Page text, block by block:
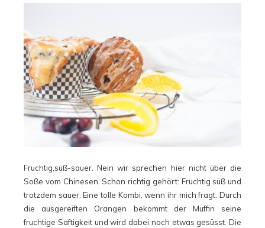
Fruchtig,süß-sauer. Nein wir sprechen hier nicht über die
Soße vom Chinesen. Schon richtig gehört: Fruchtig süß und
trotzdem sauer. Eine tolle Kombi, wenn ihr mich fragt. Durch
die ausgereiften Orangen bekommt der Muffin seine
fruchtige Saftigkeit und wird dabei noch etwas gesüsst. Die